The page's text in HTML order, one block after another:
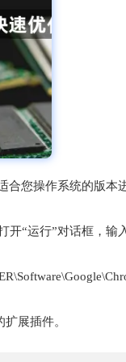
合您操作系统的版本
“运行”对话框，输
展插件。